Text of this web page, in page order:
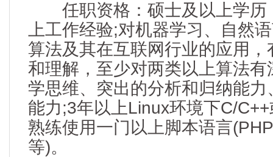
任职资格：硕士及以上学历
上工作经验;对机器学习、自然
算法及其在互联网行业的应用
和理解，至少对两类以上算法
学思维、突出的分析和归纳能
能力;3年以上Linux环境下C/
熟练使用一门以上脚本语言
等)。